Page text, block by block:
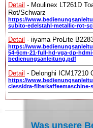
Detail - Moulinex LT261D
Rot/Schwarz
https://
subito-edelstahl-metallic-rot-
Detail - iiyama ProLite
https://
54-6cm-21-full-hd-vga-dp-
bedienungsanleitung.pdf
Detail - Delonghi ICM17210
https://
clessidra-
Was unsere